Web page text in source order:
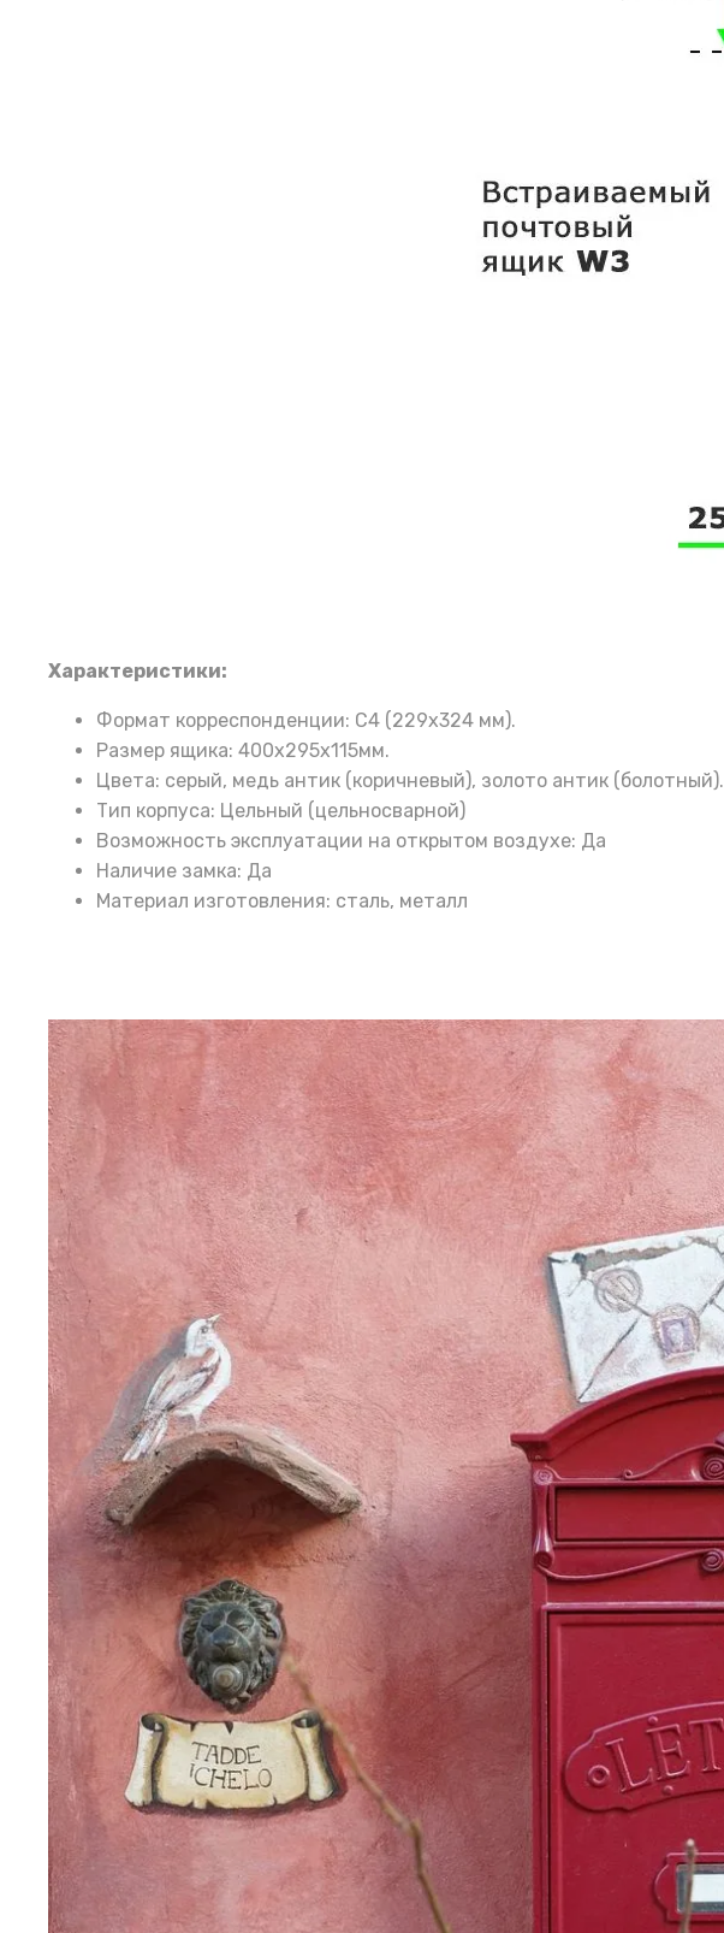
Характеристики:
Формат корреспонденции: С4 (229х324 мм).
Размер ящика: 400х295х115мм.
Цвета: серый, медь антик (коричневый), золото антик (болотный).
Тип корпуса: Цельный (цельносварной)
Возможность эксплуатации на открытом воздухе: Да
Наличие замка: Да
Материал изготовления: сталь, металл